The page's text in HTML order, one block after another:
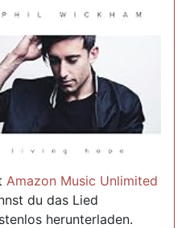
Amazon Music Unlimited
du das Lied
herunterladen.